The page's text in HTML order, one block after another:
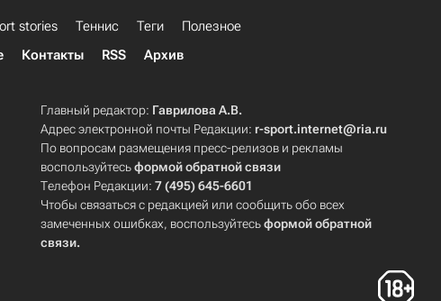
stories Теннис Теги
Полезное
Контакты RSS Архив
Главный редактор: Гаврилова А.В.
Адрес электронной почты Редакции: r-sport.internet@ria.ru
По вопросам размещения пресс-релизов и рекламы
воспользуйтесьформой обратной связи
Телефон Редакции:7 (495) 645-6601
Чтобы связаться с редакцией или сообщить обо всех
замеченных ошибках, воспользуйтесьформой обратной
связи.